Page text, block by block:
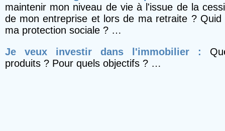
maintenir mon niveau de vie à l'issue de la
de mon entreprise et lors de ma retraite ? Quid
ma protection sociale ? …
Je veux investir dans l'immobilier :
produits ? Pour quels objectifs ? …